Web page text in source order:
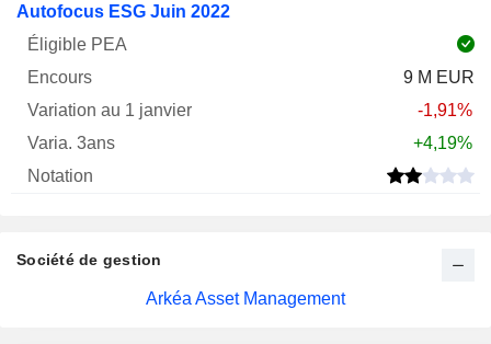
Nom PEA Encours
Varia.
Autofocus ESG Juin 2022
9 M EUR
-1,91%
+4,19%
Société de gestion
Arkéa Asset Management